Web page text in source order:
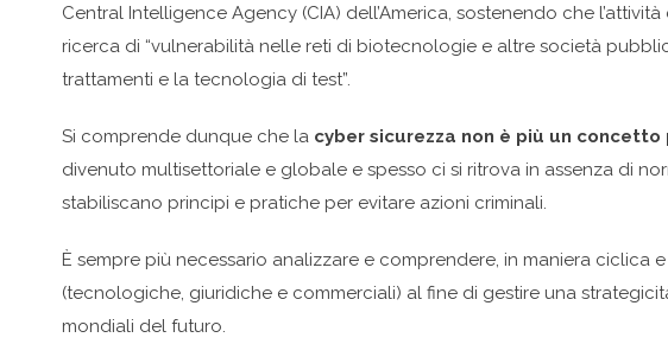
Central Intelligence Agency (CIA) dell’America, sostenendo che
ricerca di “vulnerabilità nelle reti di biotecnologie e altre società
trattamenti e la tecnologia di test”.
Si comprende dunque che la cyber sicurezza non è più un
divenuto multisettoriale e globale e spesso ci si ritrova in assenza di
stabiliscano principi e pratiche per evitare azioni criminali.
È sempre più necessario analizzare e comprendere, in maniera ciclica
(tecnologiche, giuridiche e commerciali) al fine di gestire una
mondiali del futuro.